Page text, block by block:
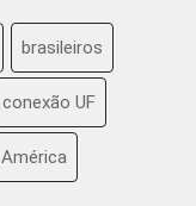
brasileiros
conexão UF